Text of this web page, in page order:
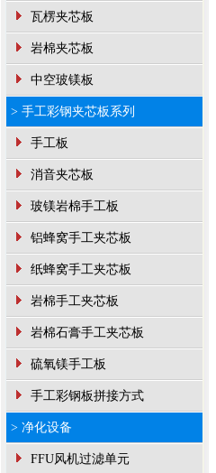
瓦楞夹芯板
岩棉夹芯板
中空玻镁板
> 手工彩钢夹芯板系列
手工板
消音夹芯板
玻镁岩棉手工板
铝蜂窝手工夹芯板
纸蜂窝手工夹芯板
岩棉手工夹芯板
岩棉石膏手工夹芯板
硫氧镁手工板
手工彩钢板拼接方式
> 净化设备
FFU风机过滤单元